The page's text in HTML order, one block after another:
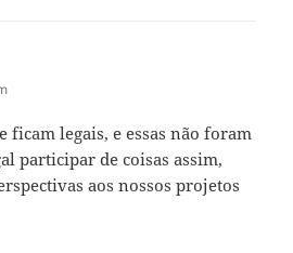
ficam legais, e essas não foram
participar de coisas assim,
aos nossos projetos